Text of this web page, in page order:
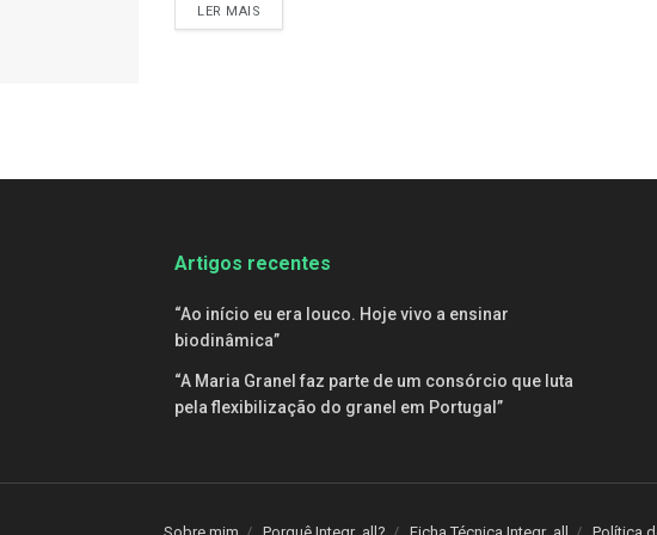
LER MAIS
Artigos recentes
“Ao início eu era louco. Hoje vivo a ensinar
biodinâmica”
“A Maria Granel faz parte de um consórcio que luta
pela flexibilização do granel em Portugal”